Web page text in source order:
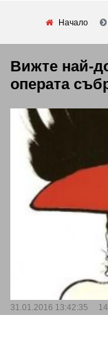
Начало
Вижте най-
операта
31.01.2016 13:42:35